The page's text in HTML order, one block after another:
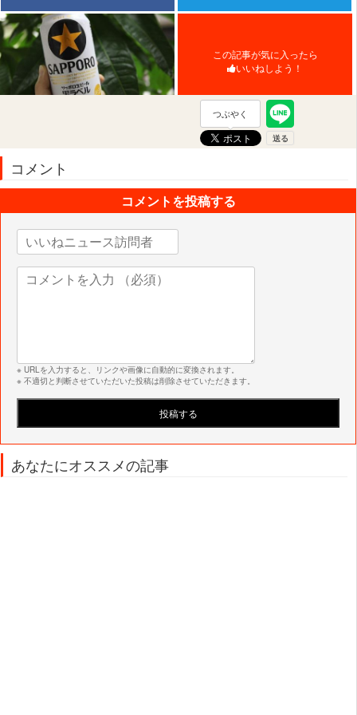
この記事が気に入ったら
いいねしよう！
つぶやく
コメント
コメントを投稿する
※ URLを入力すると、リンクや画像に自動的に変換されます。
※ 不適切と判断させていただいた投稿は削除させていただきます。
あなたにオススメの記事